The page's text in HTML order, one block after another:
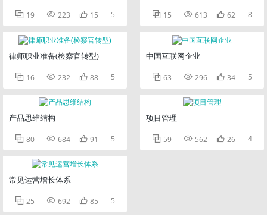
 19  223  15 5
律师职业准备(检察官转型)
 16  232  88 5
产品思维结构
 80  684  91 5
常见运营增长体系
 25  692  85 5
 15  613  62 8
中国互联网企业
 63  296  34 5
项目管理
 59  562  26 4